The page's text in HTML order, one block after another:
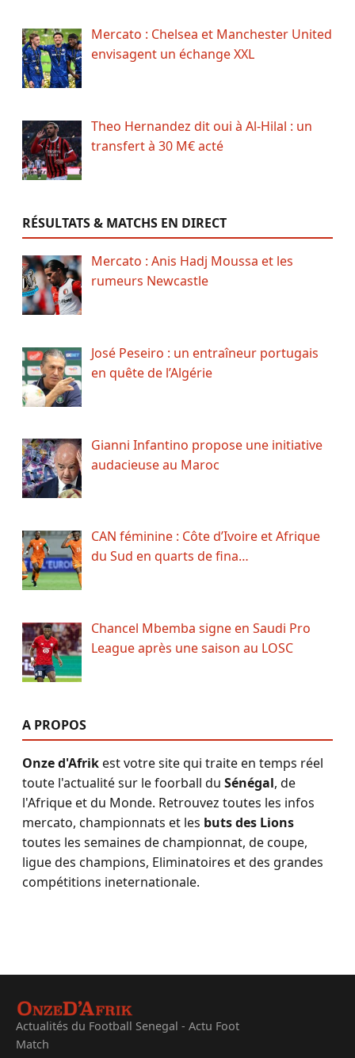
Mercato : Chelsea et Manchester United
envisagent un échange XXL
Theo Hernandez dit oui à Al-Hilal : un
transfert à 30 M€ acté
RÉSULTATS & MATCHS EN DIRECT
Mercato : Anis Hadj Moussa et les
rumeurs Newcastle
José Peseiro : un entraîneur portugais
en quête de l’Algérie
Gianni Infantino propose une initiative
audacieuse au Maroc
CAN féminine : Côte d’Ivoire et Afrique
du Sud en quarts de fina…
Chancel Mbemba signe en Saudi Pro
League après une saison au LOSC
A PROPOS
Onze d'Afrikest votre site qui traite en temps réel
toute l'actualité sur le foorball du Sénégal, de
l'Afrique et du Monde. Retrouvez toutes les infos
mercato, championnats et les buts des Lions
toutes les semaines de championnat, de coupe,
ligue des champions, Eliminatoires et des grandes
compétitions ineternationale.
Actualités du Football Senegal - Actu Foot
Match